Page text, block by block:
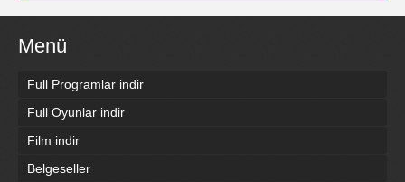
Menü
Full Programlar indir
Full Oyunlar indir
Film indir
Belgeseller